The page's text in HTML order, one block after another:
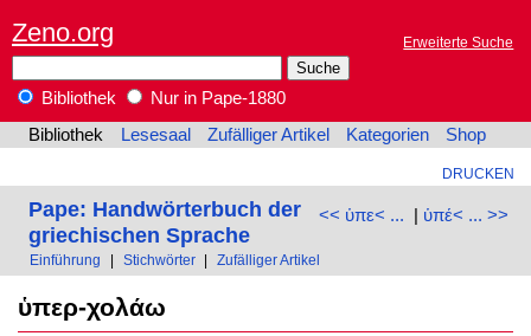
Zeno.org Erweiterte Suche
Bibliothek
Nur in Pape-1880
Bibliothek
Lesesaal Zufälliger Artikel Kategorien Shop
DRUCKEN
<< ὑπε< ... | ὑπέ< ... >>
Pape: Handwörterbuch der
griechischen Sprache
Einführung Stichwörter Zufälliger Artikel
ὑπερ-χολάω